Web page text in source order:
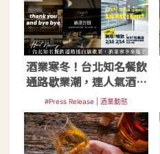
酒業寒冬！台北知名餐飲
通路歇業潮，連人氣酒吧
也關門
#Press Release | 酒業動態